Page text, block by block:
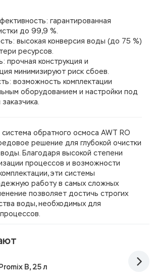
гарантированная
до 99,9 %.
высокая конверсия воды (до 75 %)
ресурсов.
прочная конструкция и
минимизируют риск сбоев.
возможность комплектации
оборудованием и настройки под
обратного осмоса AWT RO
решение для глубокой очистки
Благодаря высокой степени
процессов и возможности
эти системы
работу в самых сложных
позволяет достичь строгих
воды, необходимых для
B, 25 л